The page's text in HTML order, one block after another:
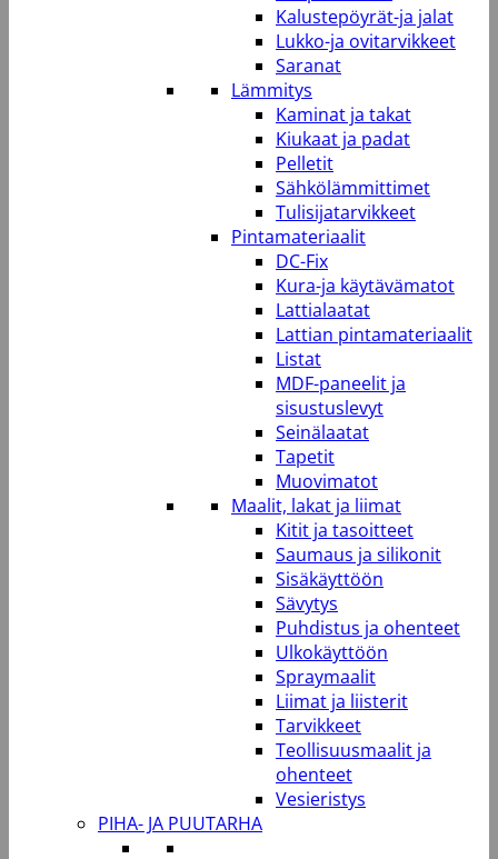
Kalustepöyrät-ja jalat
Lukko-ja ovitarvikkeet
Saranat
Lämmitys
Kaminat ja takat
Kiukaat ja padat
Pelletit
Sähkölämmittimet
Tulisijatarvikkeet
Pintamateriaalit
DC-Fix
Kura-ja käytävämatot
Lattialaatat
Lattian pintamateriaalit
Listat
MDF-paneelit ja
sisustuslevyt
Seinälaatat
Tapetit
Muovimatot
Maalit, lakat ja liimat
Kitit ja tasoitteet
Saumaus ja silikonit
Sisäkäyttöön
Sävytys
Puhdistus ja ohenteet
Ulkokäyttöön
Spraymaalit
Liimat ja liisterit
Tarvikkeet
Teollisuusmaalit ja
ohenteet
Vesieristys
PIHA- JA PUUTARHA